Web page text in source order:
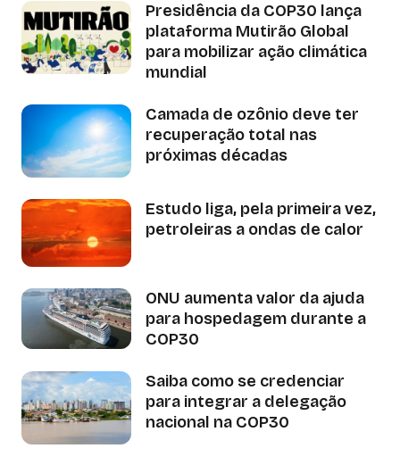
Presidência da COP30 lança
plataforma Mutirão Global
para mobilizar ação climática
mundial
Camada de ozônio deve ter
recuperação total nas
próximas décadas
Estudo liga, pela primeira vez,
petroleiras a ondas de calor
ONU aumenta valor da ajuda
para hospedagem durante a
COP30
Saiba como se credenciar
para integrar a delegação
nacional na COP30